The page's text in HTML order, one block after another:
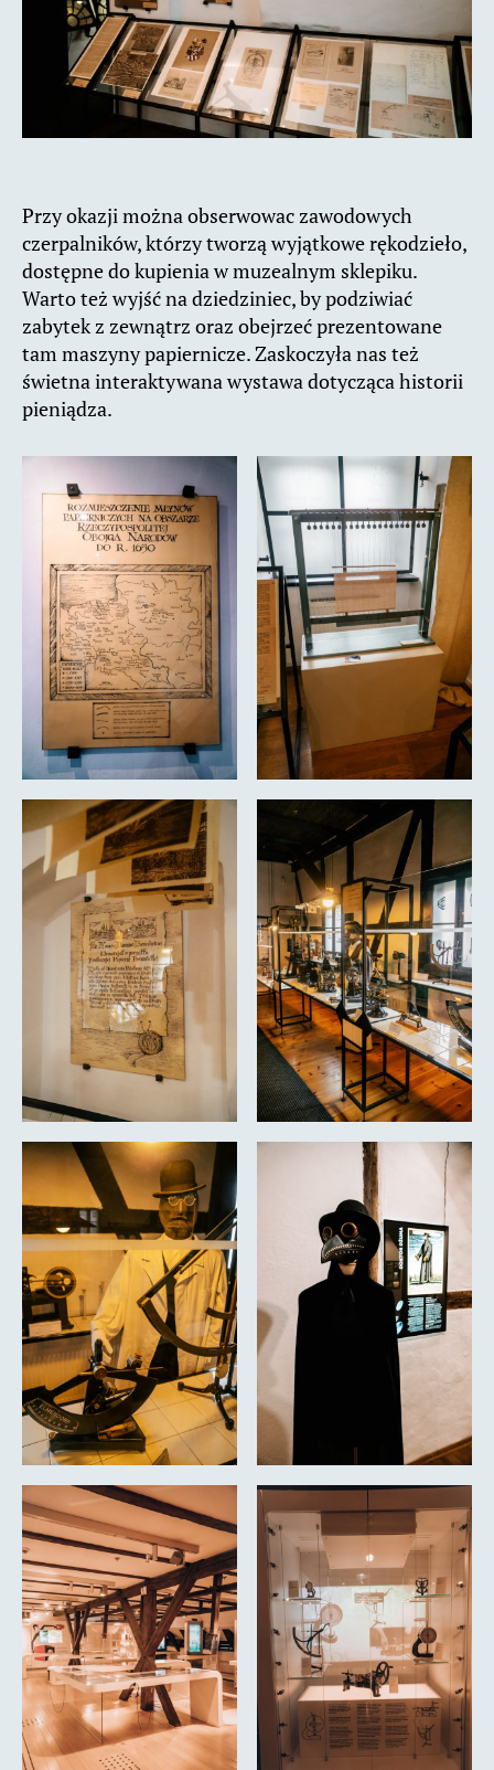
Przy okazji można obserwowac zawodowych
czerpalników, którzy tworzą wyjątkowe rękodzieło,
dostępne do kupienia w muzealnym sklepiku.
Warto też wyjść na dziedziniec, by podziwiać
zabytek z zewnątrz oraz obejrzeć prezentowane
tam maszyny papiernicze. Zaskoczyła nas też
świetna interaktywana wystawa dotycząca historii
pieniądza.